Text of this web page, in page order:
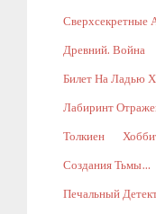
Сверхсекретные
Древний. Война
Билет На Ладью
Лабиринт
Толкиен
Создания Тьмы…
Печальный